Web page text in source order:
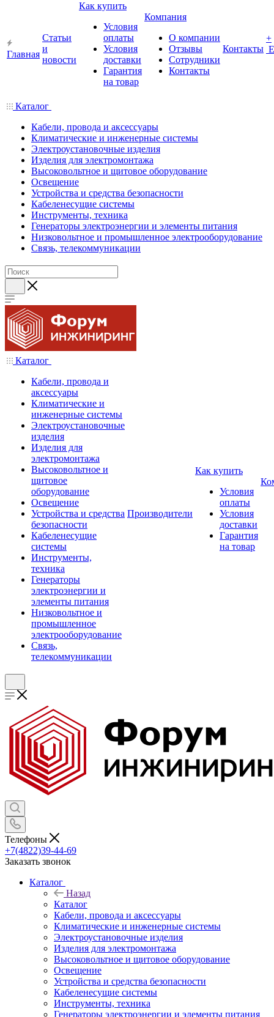
Главная
Статьи
и
новости
Как купить
Условия
оплаты
Условия
доставки
Гарантия
на товар
Компания
О компании
Отзывы
Сотрудники
Контакты
Контакты
+
Каталог
Кабели, провода и аксессуары
Климатические и инженерные системы
Электроустановочные изделия
Изделия для электромонтажа
Высоковольтное и щитовое оборудование
Освещение
Устройства и средства безопасности
Кабеленесущие системы
Инструменты, техника
Генераторы электроэнергии и элементы питания
Низковольтное и промышленное электрооборудование
Связь, телекоммуникации
Каталог
Кабели, провода и
аксессуары
Климатические и
инженерные системы
Электроустановочные
изделия
Изделия для
электромонтажа
Высоковольтное и
щитовое
оборудование
Освещение
Устройства и средства
безопасности
Кабеленесущие
системы
Инструменты,
техника
Генераторы
электроэнергии и
элементы питания
Низковольтное и
промышленное
электрооборудование
Связь,
телекоммуникации
Производители
Как купить
Условия
оплаты
Условия
доставки
Гарантия
на товар
Телефоны
+7(4822)39-44-69
Заказать звонок
Каталог
Назад
Каталог
Кабели, провода и аксессуары
Климатические и инженерные системы
Электроустановочные изделия
Изделия для электромонтажа
Высоковольтное и щитовое оборудование
Освещение
Устройства и средства безопасности
Кабеленесущие системы
Инструменты, техника
Генераторы электроэнергии и элементы питания